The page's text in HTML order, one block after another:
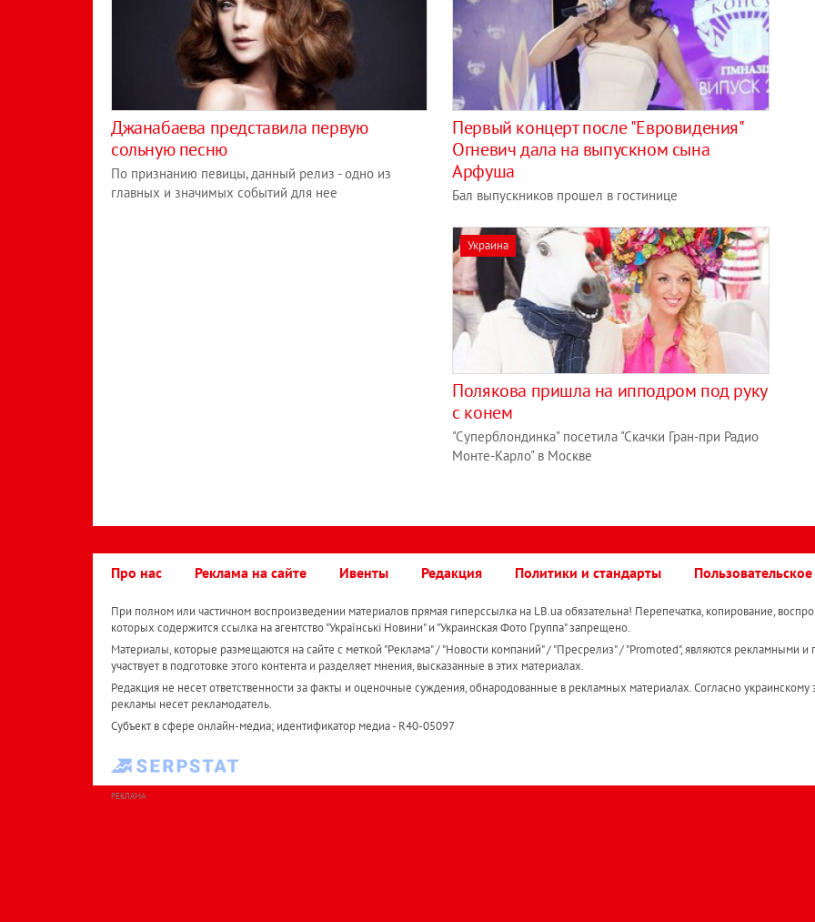
Джанабаева представила первую
сольную песню
По признанию певицы, данный релиз - одно из
главных и значимых событий для нее
Первый концерт после "Евровидения"
Огневич дала на выпускном сына
Арфуша
Бал выпускников прошел в гостинице
Украина
Полякова пришла на ипподром под руку
с конем
"Суперблондинка" посетила "Скачки Гран-при Радио
Монте-Карло" в Москве
Про нас Реклама на сайте Ивенты Редакция Политики и стандарты
При полном или частичном воспроизведении материалов прямая гиперссылка на LB.ua обязательна! Перепечатка, копирование,
которых содержится ссылка на агентство "Українськi Новини" и "Украинская Фото Группа" запрещено.
Материалы, которые размещаются на сайте с меткой "Реклама" / "Новости компаний" / "Пресрелиз" / "Promoted", являются рекламными и
участвует в подготовке этого контента и разделяет мнения, высказанные в этих материалах.
Редакция не несет ответственности за факты и оценочные суждения, обнародованные в рекламных материалах. Согласно украинскому
рекламы несет рекламодатель.
Субъект в сфере онлайн-медиа; идентификатор медиа - R40-05097
РЕКЛАМА